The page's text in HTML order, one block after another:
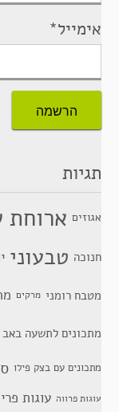
אימייל*
תגיות
אגוזים ארוחת
חנוכה טבעוני
מטבח רומני מרקים
מתכונים לתשעה באב
מתכונים עם בצק פילו
עוגות פרווה עוגות פרי